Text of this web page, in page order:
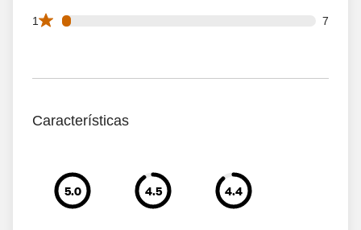
1 7
7 1 star reviews out of 208 reviews
Características
5.0 4.5 4.4